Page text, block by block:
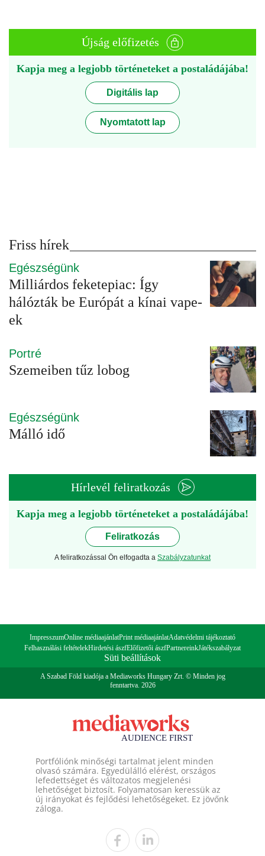
Újság előfizetés
Kapja meg a legjobb történeteket a postaládájába!
Digitális lap
Nyomtatott lap
Friss hírek
Egészségünk
Milliárdos feketepiac: Így
hálózták be Európát a kínai vape-
ek
Portré
Szemeiben tűz lobog
Egészségünk
Málló idő
Hírlevél feliratkozás
Kapja meg a legjobb történeteket a postaládájába!
Feliratkozás
A feliratkozással Ön elfogadta a Szabályzatunkat
ImpresszumOnline médiaajánlatPrint médiaajánlatAdatvédelmi tájékoztató
Felhasználási feltételekHirdetési ászfElőfizetői ászfPartnereinkJátékszabályzat
Süti beállítások
A Szabad Föld kiadója a Mediaworks Hungary Zrt. © Minden jog
fenntartva. 2026
Portfóliónk minőségi tartalmat jelent minden
olvasó számára. Egyedülálló elérést, országos
lefedettséget és változatos megjelenési
lehetőséget biztosít. Folyamatosan keressük az
új irányokat és fejlődési lehetőségeket. Ez jövőnk
záloga.